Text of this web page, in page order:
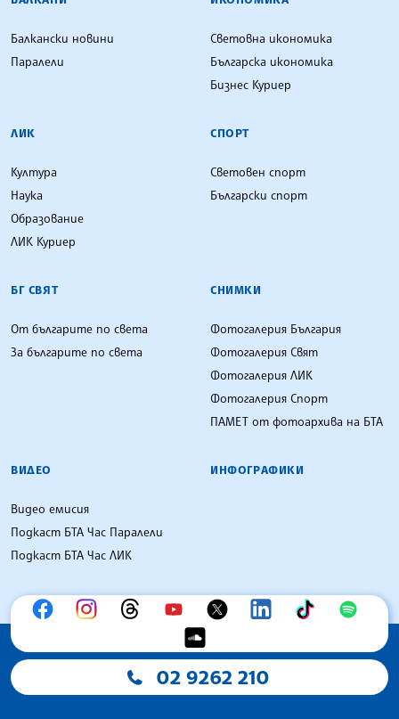
Балкански новини
Паралели
Световна икономика
Българска икономика
Бизнес Куриер
ЛИК
Култура
Наука
Образование
ЛИК Куриер
СПОРТ
Световен спорт
Български спорт
БГ СВЯТ
От българите по света
За българите по света
СНИМКИ
Фотогалерия България
Фотогалерия Свят
Фотогалерия ЛИК
Фотогалерия Спорт
ПАМЕТ от фотоархива на БТА
ВИДЕО
Видео емисия
Подкаст БТА Час Паралели
Подкаст БТА Час ЛИК
ИНФОГРАФИКИ
02 9262 210